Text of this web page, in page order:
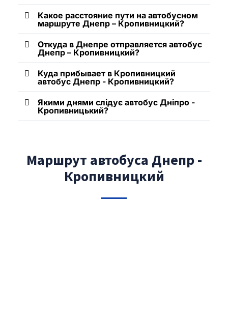
Какое расстояние пути на автобусном
маршруте Днепр – Кропивницкий?
Откуда в Днепре отправляется автобус
Днепр – Кропивницкий?
Куда прибывает в Кропивницкий
автобус Днепр - Кропивницкий?
Якими днями слідує автобус Дніпро -
Кропивницький?
Маршрут автобуса Днепр -
Кропивницкий